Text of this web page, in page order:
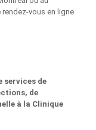
vous en ligne
services de
de
à la Clinique